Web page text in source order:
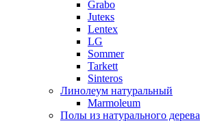
Grabo
Juteкs
Lentex
LG
Sommer
Tarkett
Sinteros
Линолеум натуральный
Marmoleum
Полы из натурального дерева